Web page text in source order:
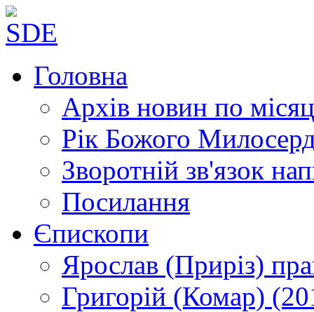
Головна
Архів новин по
Рік Божого
Зворотній зв'язок
Посилання
Єпископи
Ярослав (Приріз)
Григорій (Комар)